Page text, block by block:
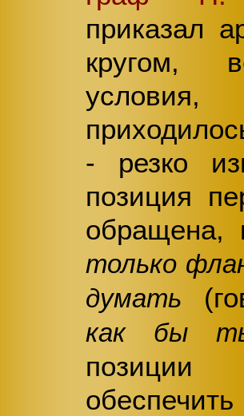
приказал
кругом,
- резко
позиция
обращена,
только
думать
как бы
позиции